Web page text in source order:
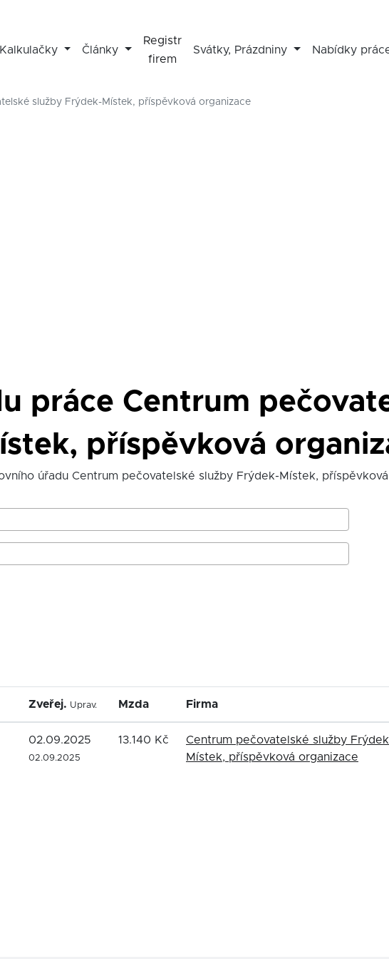
Kalkulačky Články
Registr
firem
Svátky, Prázdniny Nabídky
služby Frýdek-Místek, příspěvková organizace
práce Centrum
příspěvková
úřadu Centrum pečovatelské služby Frýdek-Místek,
Zveřej. Uprav. Mzda Firma
02.09.2025
02.09.2025
13.140 Kč
Centrum pečovatelské služby
Místek, příspěvková organizace